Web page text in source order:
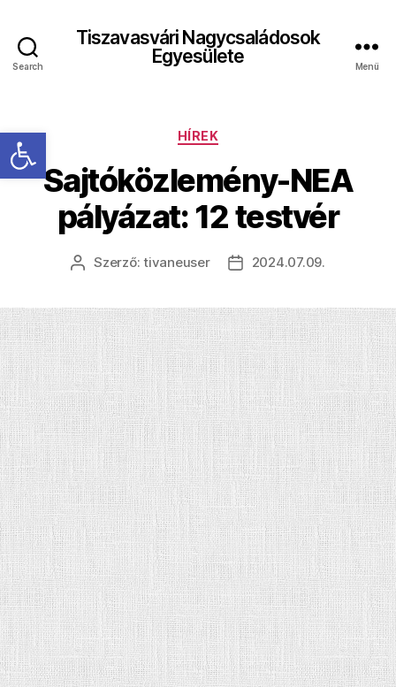
Eszköztár megnyitása
Search
Tiszavasvári Nagycsaládosok
Egyesülete
Menü
Kategóriák
HÍREK
Sajtóközlemény-NEA
pályázat: 12 testvér
Bejegyzés
Szerző:tivaneuser
Bejegyzés
2024.07.09.